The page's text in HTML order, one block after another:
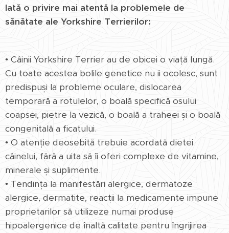
Iată o privire mai atentă la problemele de
sănătate ale Yorkshire Terrierilor:
• Câinii Yorkshire Terrier au de obicei o viață lungă.
Cu toate acestea bolile genetice nu ii ocolesc, sunt
predispuși la probleme oculare, dislocarea
temporară a rotulelor, o boală specifică osului
coapsei, pietre la vezică, o boală a traheei și o boală
congenitală a ficatului.
• O atenție deosebită trebuie acordată dietei
câinelui, fără a uita să îi oferi complexe de vitamine,
minerale și suplimente.
• Tendința la manifestări alergice, dermatoze
alergice, dermatite, reacții la medicamente impune
proprietarilor să utilizeze numai produse
hipoalergenice de înaltă calitate pentru îngrijirea